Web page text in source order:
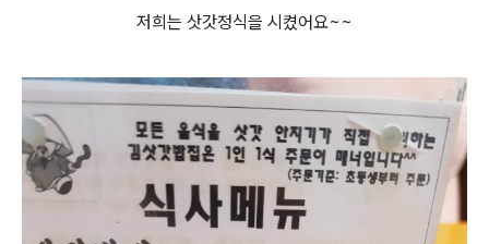
저희는 삿갓정식을 시켰어요~~